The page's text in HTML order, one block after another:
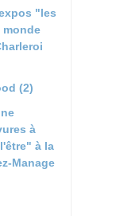
"les
(2)
à
à la
Manage